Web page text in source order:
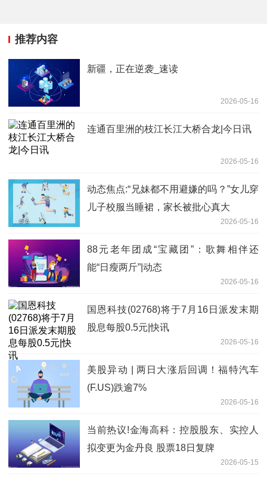
推荐内容
新疆，正在逆袭_速读
2026-05-16
连通百里洲的枝江长江大桥合龙|今日讯
2026-05-16
动态焦点:“兄妹都不用避嫌的吗？”女儿穿
儿子校服当睡裙，家长被批心真大
2026-05-16
88元老年团成“宝藏团”：歌舞相伴还
能“日瘦两斤”|动态
2026-05-16
国恩科技(02768)将于7月16日派发末期
股息每股0.5元|快讯
2026-05-16
美股异动 | 两日大涨后回调！福特汽车
(F.US)跌逾7%
2026-05-16
当前热议!金海高科：控股股东、实控人
拟变更为金丹良 股票18日复牌
2026-05-15